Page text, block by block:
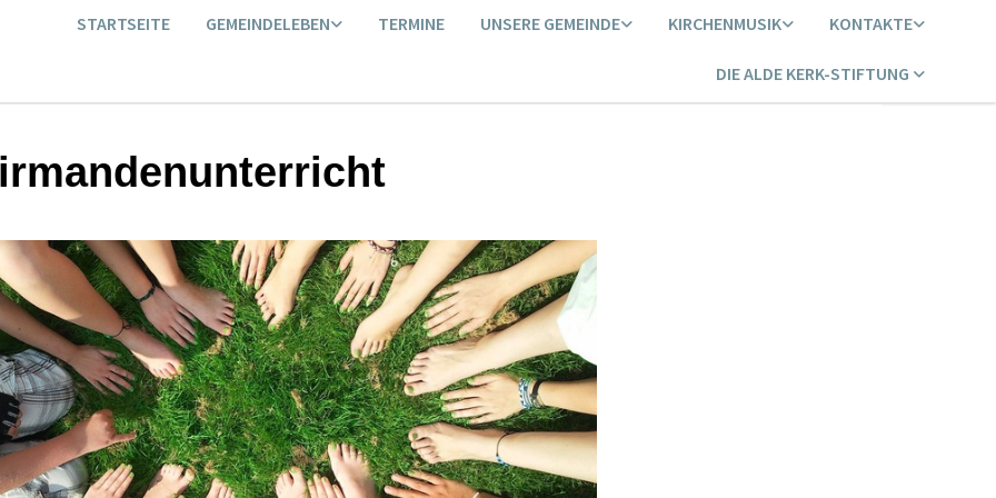
STARTSEITE GEMEINDELEBEN TERMINE UNSERE GEMEINDE KIRCHENMUSIK KONTAKTE
DIE ALDE KERK-STIFTUNG